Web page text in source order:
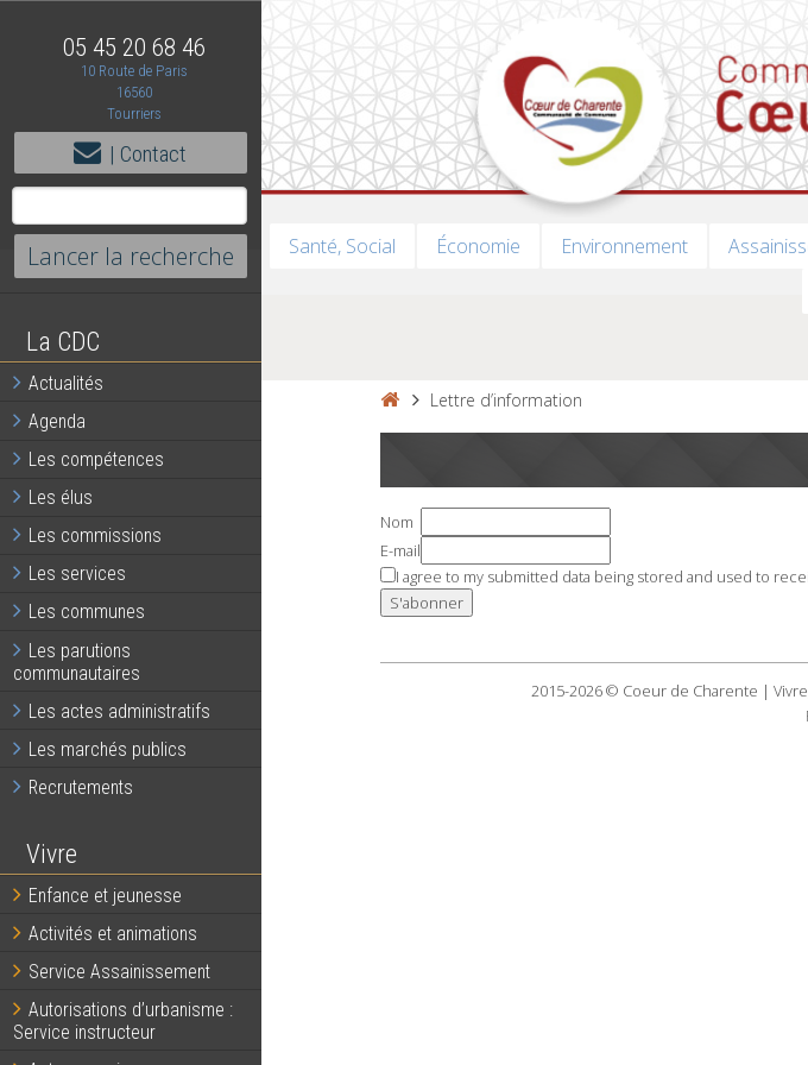
05 45 20 68 46
10 Route de Paris
16560
Tourriers
| Contact
La CDC
Actualités
Agenda
Les compétences
Les élus
Les commissions
Les services
Les communes
Les parutions
communautaires
Les actes administratifs
Les marchés publics
Recrutements
Vivre
Enfance et jeunesse
Activités et animations
Service Assainissement
Autorisations d’urbanisme :
Service instructeur
Santé, Social Économie Environnement
Lettre d’information
Nom
E-mail
I agree to my submitted data being stored and used to
2015-2026 © Coeur de Charente |